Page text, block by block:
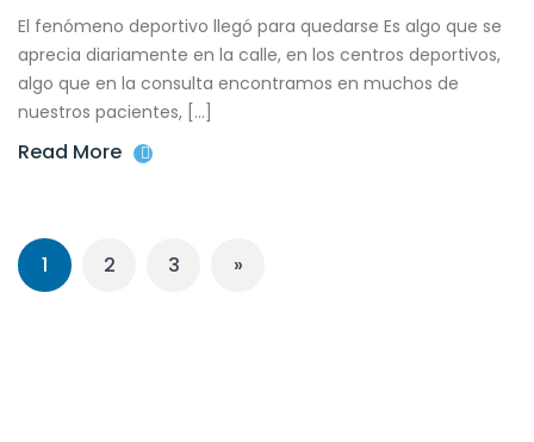
El fenómeno deportivo llegó para quedarse Es algo que se
aprecia diariamente en la calle, en los centros deportivos,
algo que en la consulta encontramos en muchos de
nuestros pacientes, […]
Read More
1 2 3 »